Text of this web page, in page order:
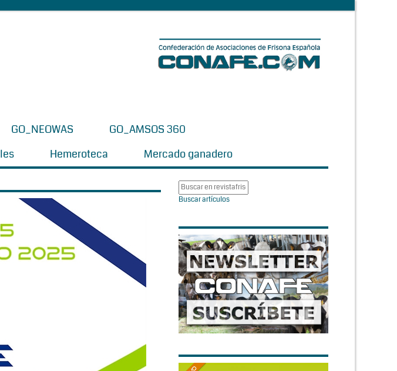
GO_NEOWAS
GO_AMSOS 360
Hemeroteca Mercado ganadero
Buscar artículos